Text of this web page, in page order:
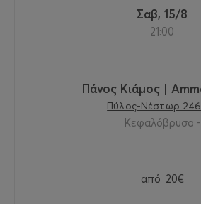
Σαβ, 15/8
21:00
Πάνος Κιάμος |
Πύλος-Νέστωρ
Κεφαλόβρυσο -
από 20€